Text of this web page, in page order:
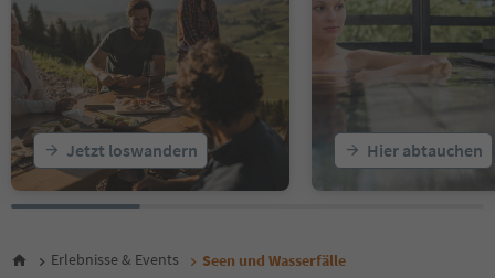
Jetzt loswandern Hier abtauchen
Erlebnisse & Events Seen und Wasserfälle